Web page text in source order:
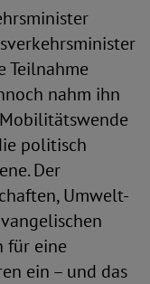
Teilnahme
nahm ihn
politisch
Der
Umwelt-
für eine
ein – und das